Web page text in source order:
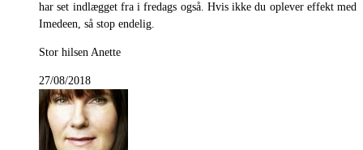
har set indlægget fra i fredags også. Hvis ikke du oplever effekt med
Imedeen, så stop endelig.
Stor hilsen Anette
27/08/2018